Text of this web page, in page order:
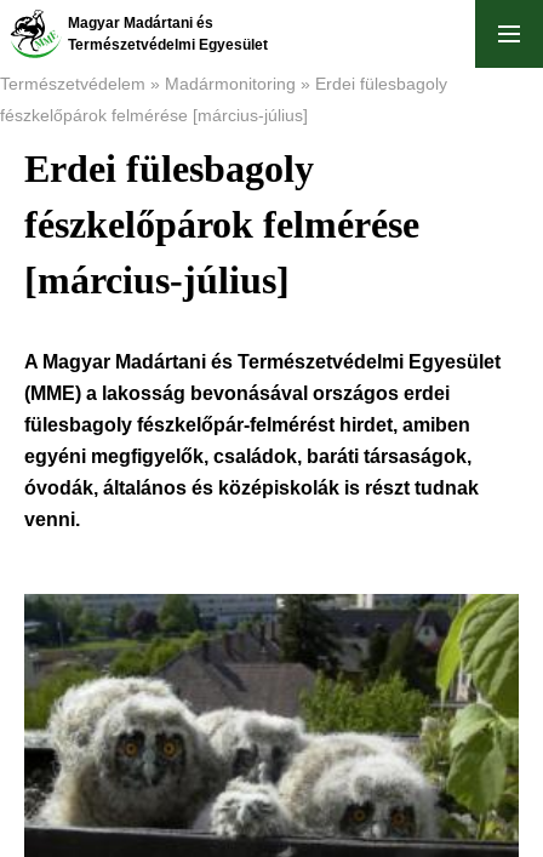
Ugrás
tartalomra
Magyar Madártani és
Természetvédelmi Egyesület
Morzsa
Természetvédelem Madármonitoring
Erdei fülesbagoly
fészkelőpárok felmérése [március-július]
Erdei fülesbagoly
fészkelőpárok felmérése
[március-július]
A Magyar Madártani és Természetvédelmi Egyesület
(MME) a lakosság bevonásával országos erdei
fülesbagoly fészkelőpár-felmérést hirdet, amiben
egyéni megfigyelők, családok, baráti társaságok,
óvodák, általános és középiskolák is részt tudnak
venni.